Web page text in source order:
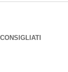
CONSIGLIATI